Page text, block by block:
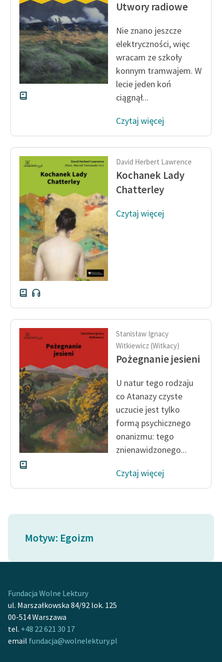
Utwory radiowe
Nie znano jeszcze
elektryczności, więc
wracam ze szkoły
konnym tramwajem. W
lecie jeden koń
ciągnął...
Czytaj więcej
David Herbert Lawrence
Kochanek Lady
Chatterley
Czytaj więcej
Stanisław Ignacy
Witkiewicz (Witkacy)
Pożegnanie jesieni
U natur tego rodzaju
co Atanazy czyste
uczucie jest tylko
formą psychicznego
onanizmu: tego
znienawidzonego...
Czytaj więcej
Motyw: Egoizm
Fundacja Wolne Lektury
ul. Marszałkowska 84/92 lok. 125
00-514 Warszawa
tel. +48 22 621 30 17
email fundacja@wolnelektury.pl